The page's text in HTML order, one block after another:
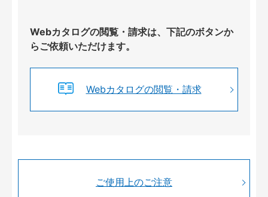
Webカタログの閲覧・請求は、下記のボタンか
らご依頼いただけます。
Webカタログの閲覧・請求
ご使用上のご注意